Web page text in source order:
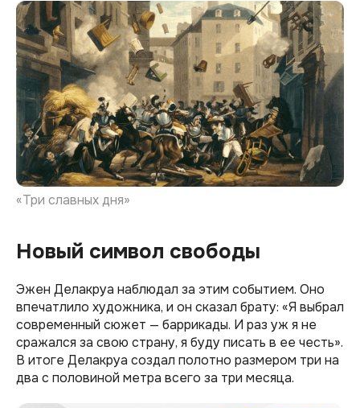
«Три славных дня»
Новый символ свободы
Эжен Делакруа наблюдал за этим событием. Оно
впечатлило художника, и он сказал брату: «Я выбрал
современный сюжет — баррикады. И раз уж я не
сражался за свою страну, я буду писать в ее честь».
В итоге Делакруа создал полотно размером три на
два с половиной метра всего за три месяца.